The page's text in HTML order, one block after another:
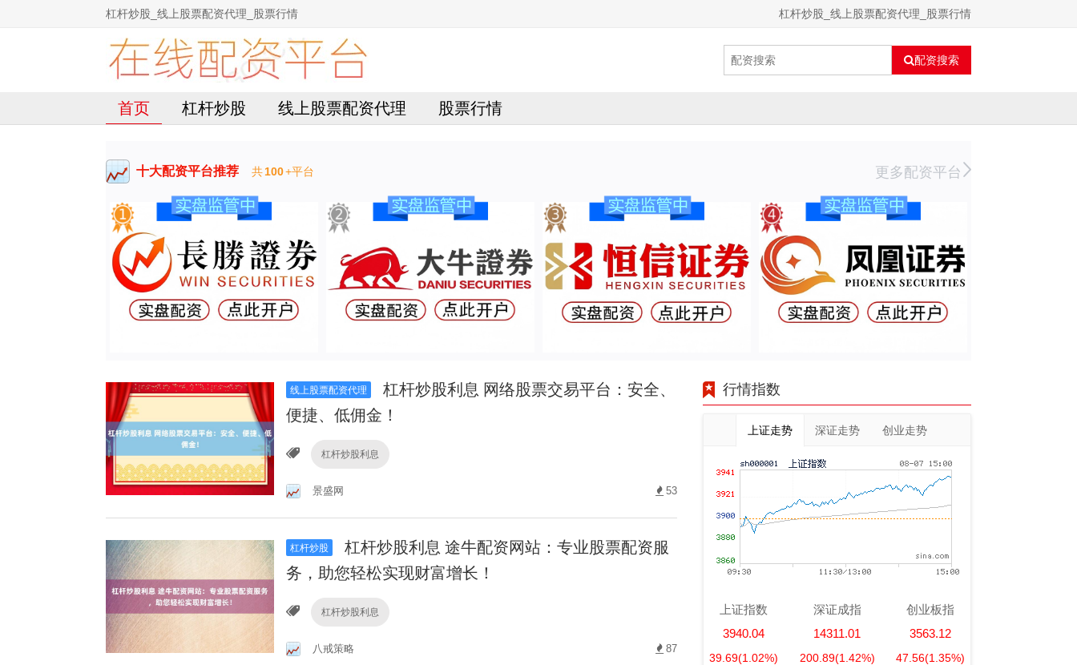
杠杆炒股_线上股票配资代理_股票行情 杠杆炒股_线上股票配资代理_股票行情
配资搜索
首页 杠杆炒股 线上股票配资代理 股票行情
十大配资平台推荐 共100+平台 更多配资平台
线上股票配资代理
杠杆炒股利息 网络股票交易平台：安全、
便捷、低佣金！
杠杆炒股利息
景盛网 53
杠杆炒股
杠杆炒股利息 途牛配资网站：专业股票配资服
务，助您轻松实现财富增长！
杠杆炒股利息
八戒策略 87
行情指数
上证走势 深证走势 创业走势
上证指数
3940.04
39.69(1.02%)
深证成指
14311.01
200.89(1.42%)
创业板指
3563.12
47.56(1.35%)